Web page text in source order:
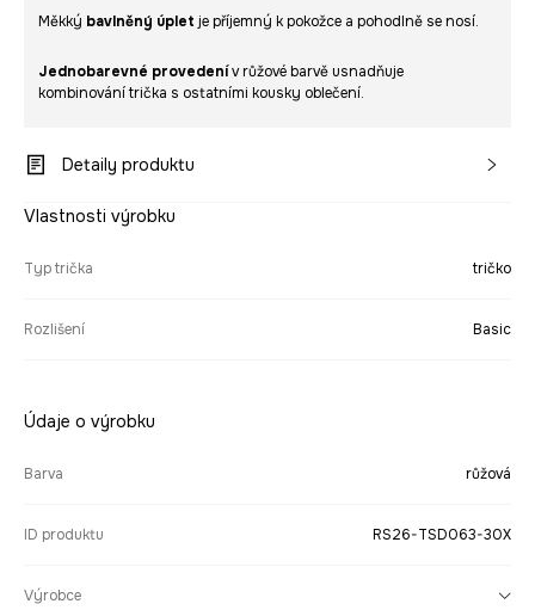
Měkký bavlněný úplet je příjemný k pokožce a pohodlně se nosí.
Jednobarevné provedenív růžové barvě usnadňuje
kombinování trička s ostatními kousky oblečení.
Detaily produktu
Vlastnosti výrobku
Typ trička tričko
Rozlišení Basic
Údaje o výrobku
Barva růžová
ID produktu RS26-TSD063-30X
Výrobce